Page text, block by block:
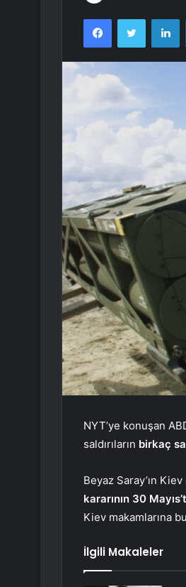
FacebookTwitter
NYT’ye konuşan
saldırıların birkaç
Beyaz Saray’ın
kararının 30
Kiev makamlarına
İlgili Makaleler